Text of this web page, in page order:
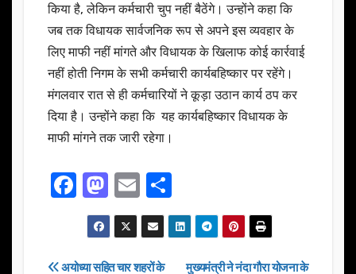
किया है, लेकिन कर्मचारी चुप नहीं बैठेंगे। उन्होंने कहा कि
जब तक विधायक सार्वजनिक रूप से अपने इस व्यवहार के
लिए माफी नहीं मांगते और विधायक के खिलाफ कोई कार्रवाई
नहीं होती निगम के सभी कर्मचारी कार्यबहिष्कार पर रहेंगे।
मंगलवार रात से ही कर्मचारियों ने कूड़ा उठान कार्य ठप कर
दिया है। उन्होंने कहा कि यह कार्यबहिष्कार विधायक के
माफी मांगने तक जारी रहेगा।
F
a
c
e
M
a
st
o
E
m
ail
h
ar
eमुख्यमंत्री ने नंदा गौरा योजना के
अयोध्या सहित चार शहरों के